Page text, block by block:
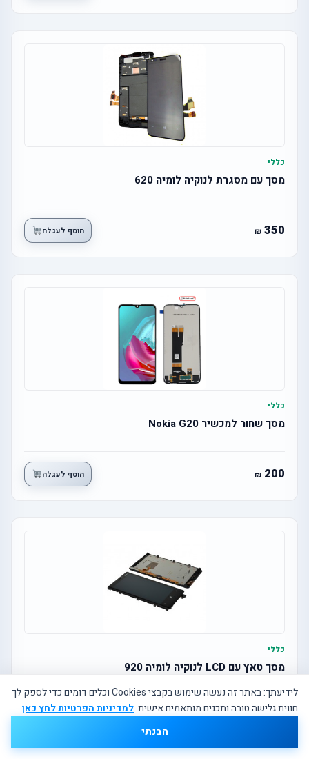
לידיעתך: באתר זה נעשה שימוש בקבצי Cookies וכלים דומים כדי לספק לך
חווית גלישה טובה ותכנים מותאמים אישית.למדיניות הפרטיות לחץ כאן.
הבנתי
כללי
מסך עם מסגרת לנוקיה לומיה 620
350 הוסף לעגלה
כללי
מסך שחור למכשיר Nokia G20
200 הוסף לעגלה
כללי
מסך טאץ עם LCD לנוקיה לומיה 920
500 הוסף לעגלה